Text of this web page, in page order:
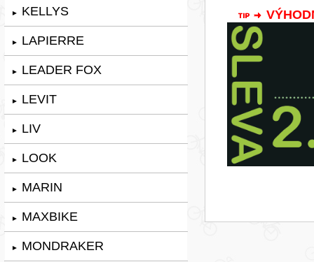
► KELLYS
► LAPIERRE
► LEADER FOX
► LEVIT
► LIV
► LOOK
► MARIN
► MAXBIKE
► MONDRAKER